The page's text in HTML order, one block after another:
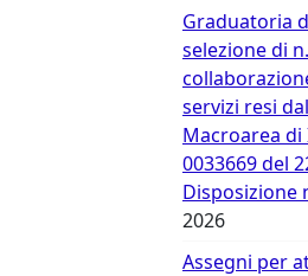
Graduatoria
selezione di
servizi resi
Macroarea
0033669 del
Disposizione
2026
Assegni per